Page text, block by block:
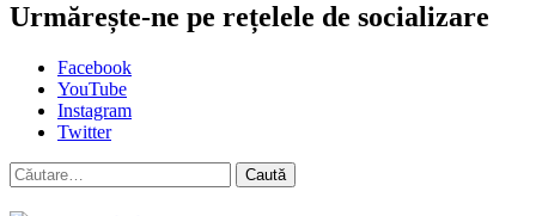
Urmărește-ne pe rețelele de socializare
Facebook
YouTube
Instagram
Twitter
Caută
după: